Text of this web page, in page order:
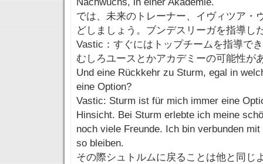
では、未来のトレーナー、イヴィツア・
どしましょう。ブンデスリーガを指導し
Vastic：すぐにはトップチームを指導で
むしろユースとかアカデミーの可能性が
Und eine Rückkehr zu Sturm, egal in
eine Option?
Vastic: Sturm ist für mich immer eine
Hinsicht. Bei Sturm erlebte ich meine
noch viele Freunde. Ich bin verbunden
so bleiben.
その際シュトルムに戻ることは他と同じ